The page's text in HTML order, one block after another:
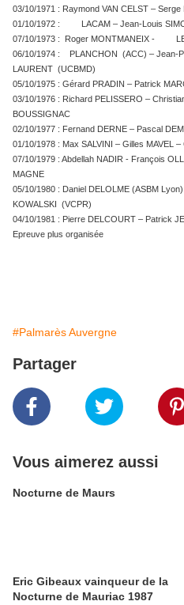
03/10/1971 : Raymond VAN CELST –
01/10/1972 : LACAM – Jean-Louis
07/10/1973 : Roger MONTMANEIX -
06/10/1974 : PLANCHON (ACC) – Jean-
LAURENT (UCBMD)
05/10/1975 : Gérard PRADIN – Patrick
03/10/1976 : Richard PELISSERO –
BOUSSIGNAC
02/10/1977 : Fernand DERNE – Pascal
01/10/1978 : Max SALVINI – Gilles MAVEL
07/10/1979 : Abdellah NADIR - François
MAGNE
05/10/1980 : Daniel DELOLME (ASBM
KOWALSKI (VCPR)
04/10/1981 : Pierre DELCOURT – Patrick
Epreuve plus organisée
#Palmarès Auvergne
Partager
Vous aimerez aussi
Nocturne de Maurs
Eric Gibeaux vainqueur de la
Nocturne de Mauriac 1987